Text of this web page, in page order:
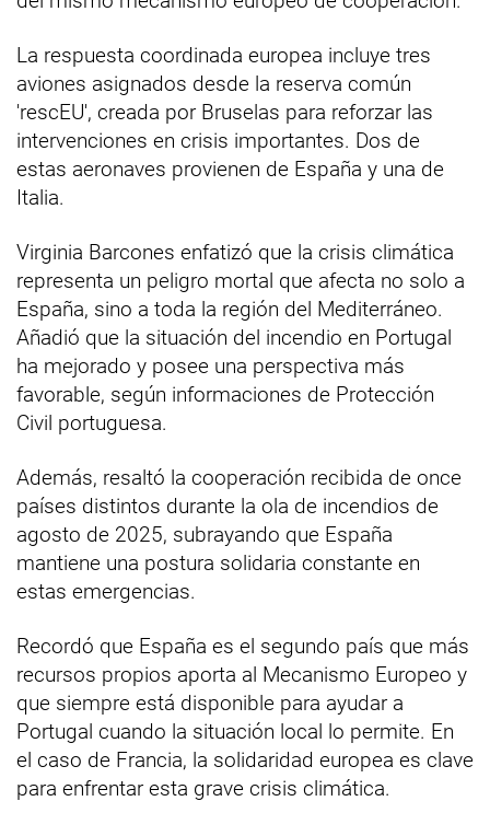
La respuesta coordinada europea incluye tres
aviones asignados desde la reserva común
'rescEU', creada por Bruselas para reforzar las
intervenciones en crisis importantes. Dos de
estas aeronaves provienen de España y una de
Italia.
Virginia Barcones enfatizó que la crisis climática
representa un peligro mortal que afecta no solo a
España, sino a toda la región del Mediterráneo.
Añadió que la situación del incendio en Portugal
ha mejorado y posee una perspectiva más
favorable, según informaciones de Protección
Civil portuguesa.
Además, resaltó la cooperación recibida de once
países distintos durante la ola de incendios de
agosto de 2025, subrayando que España
mantiene una postura solidaria constante en
estas emergencias.
Recordó que España es el segundo país que más
recursos propios aporta al Mecanismo Europeo y
que siempre está disponible para ayudar a
Portugal cuando la situación local lo permite. En
el caso de Francia, la solidaridad europea es clave
para enfrentar esta grave crisis climática.